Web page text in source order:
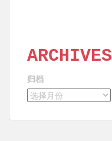
ARCHIVES
归档